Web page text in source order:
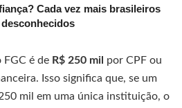
Cada vez mais brasileiros
é de R$ 250 mil por CPF ou
Isso significa que, se um
mil em uma única instituição, o